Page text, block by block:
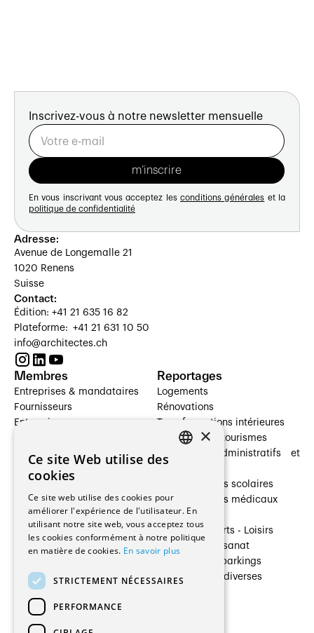
Inscrivez-vous à notre newsletter mensuelle
En vous inscrivant vous acceptez les conditions générales et la
politique de confidentialité
Adresse:
Avenue de Longemalle 21
1020 Renens
Suisse
Contact:
Édition: +41 21 635 16 82
Plateforme: +41 21 631 10 50
info@architectes.ch
Membres
Entreprises & mandataires
Fournisseurs
Entreprises
Architectes paysagistes
Architectes d'intérieur
Entreprises générales
Ingénieurs et mandataires
Fabricants / Fournisseurs
Régies immobilières
Gestion PPE
Reportages
Logements
Rénovations
Transformations intérieures
Hôtelleries et tourismes
Bâtiments administratifs et
Établissements scolaires
Établissements médicaux
Villas
Cultures - Sports - Loisirs
Industrie - Artisanat
Transports et parkings
Constructions diverses
×
Ce site Web utilise des
cookies
Ce site web utilise des cookies pour
améliorer l'expérience de l'utilisateur. En
utilisant notre site web, vous acceptez tous
les cookies conformément à notre politique
en matière de cookies. En savoir plus
STRICTEMENT NÉCESSAIRES
PERFORMANCE